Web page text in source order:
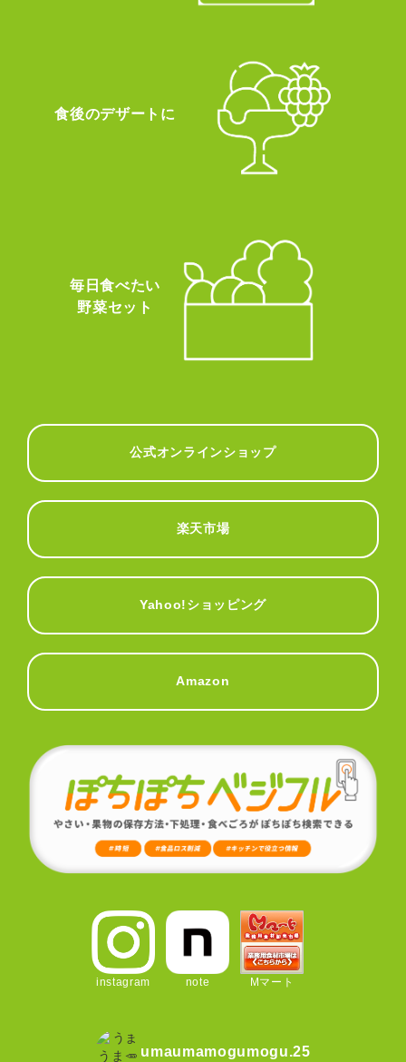
食後のデザートに
毎日食べたい
野菜セット
公式オンラインショップ
楽天市場
Yahoo!ショッピング
Amazon
instagram note Mマート
umaumamogumogu.25